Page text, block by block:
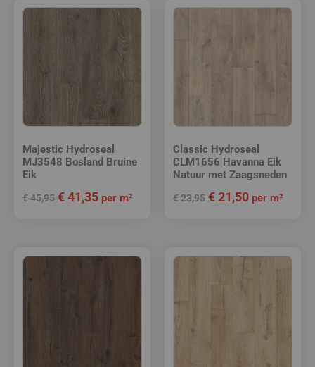
Majestic Hydroseal
MJ3548 Bosland Bruine
Eik
€45,95 €41,35 per m²
Classic Hydroseal
CLM1656 Havanna Eik
Natuur met Zaagsneden
€23,95 €21,50 per m²